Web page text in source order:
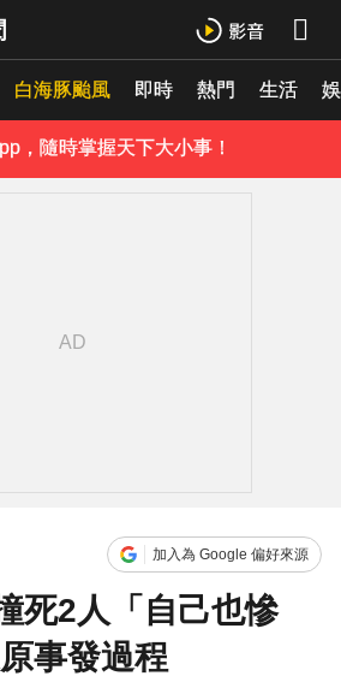
白海豚颱風 即時 熱門 生活
《理財達人秀》X 安聯投信免費講座報名中！搶先卡位 2027
加入為 Google 偏好來源
死2人「自己也慘
事發過程